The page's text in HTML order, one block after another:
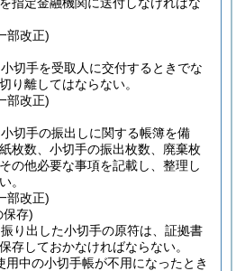
部改正)
切手を受取人に交付するときでな
り離してはならない。
部改正)
切手の振出しに関する帳簿を備
枚数、小切手の振出枚数、廃棄枚
の他必要な事項を記載し、整理し
。
部改正)
保存)
り出した小切手の原符は、証拠書
存しておかなければならない。
用中の小切手帳が不用になったとき